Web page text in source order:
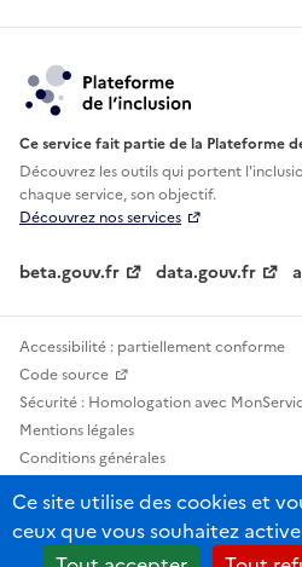
Ce service fait partie de la Plateforme
Découvrez les outils qui portent
chaque service, son objectif.
Découvrez nos services
beta.gouv.fr data.gouv.fr
Accessibilité : partiellement conforme
Code source
Sécurité : Homologation avec
Mentions légales
Conditions générales
Statistiques, lexiques et indicateurs
Sauf mention contraire, tous les
Ce site utilise des cookies et
ceux que vous souhaitez